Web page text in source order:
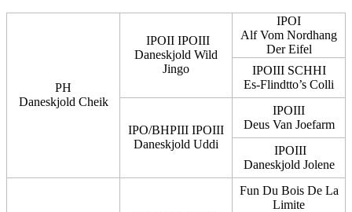
PH
Daneskjold Cheik
IPOII IPOIII
Daneskjold Wild
Jingo
IPOI
Alf Vom Nordhang
Der Eifel
IPOIII SCHHI
Es-Flindtto’s Colli
IPO/BHPIII IPOIII
Daneskjold Uddi
IPOIII
Deus Van Joefarm
IPOIII
Daneskjold Jolene
Fun Du Bois De La
Limite